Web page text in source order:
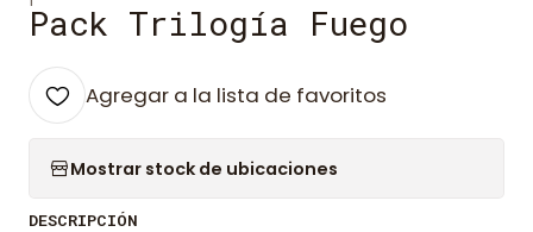
Pack Trilogía Fuego
Agregar a la lista de favoritos
Mostrar stock de ubicaciones
DESCRIPCIÓN